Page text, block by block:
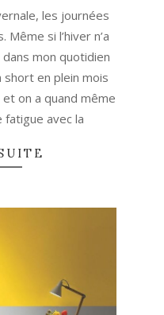
les journées
si l’hiver n’a
mon quotidien
en plein mois
on a quand même
fatigue avec la